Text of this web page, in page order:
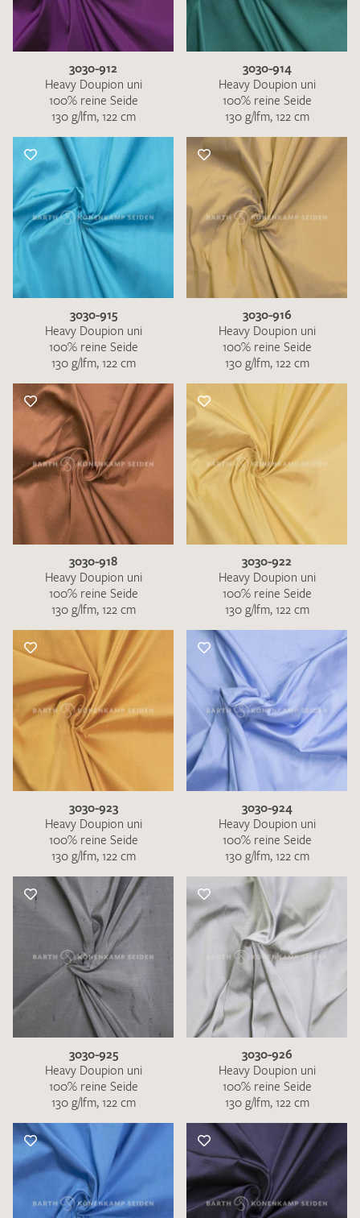
MUSTERANFRAGE SENDEN
3030-912
Heavy Doupion uni
100% reine Seide
130 g/lfm, 122 cm
3030-914
Heavy Doupion uni
100% reine Seide
130 g/lfm, 122 cm
3030-915
Heavy Doupion uni
100% reine Seide
130 g/lfm, 122 cm
3030-916
Heavy Doupion uni
100% reine Seide
130 g/lfm, 122 cm
3030-918
Heavy Doupion uni
100% reine Seide
130 g/lfm, 122 cm
3030-922
Heavy Doupion uni
100% reine Seide
130 g/lfm, 122 cm
3030-923
Heavy Doupion uni
100% reine Seide
130 g/lfm, 122 cm
3030-924
Heavy Doupion uni
100% reine Seide
130 g/lfm, 122 cm
3030-925
Heavy Doupion uni
100% reine Seide
130 g/lfm, 122 cm
3030-926
Heavy Doupion uni
100% reine Seide
130 g/lfm, 122 cm